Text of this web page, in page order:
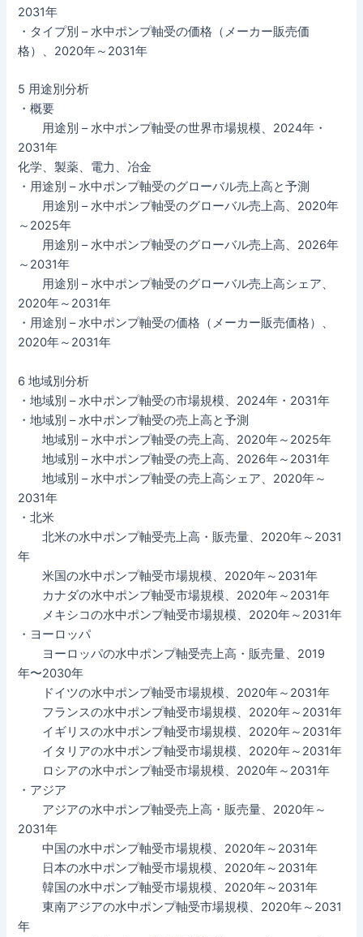
2031年
・タイプ別 – 水中ポンプ軸受の価格（メーカー販売価
格）、2020年～2031年
5 用途別分析
・概要
用途別 – 水中ポンプ軸受の世界市場規模、2024年・
2031年
化学、製薬、電力、冶金
・用途別 – 水中ポンプ軸受のグローバル売上高と予測
用途別 – 水中ポンプ軸受のグローバル売上高、2020年
～2025年
用途別 – 水中ポンプ軸受のグローバル売上高、2026年
～2031年
用途別 – 水中ポンプ軸受のグローバル売上高シェア、
2020年～2031年
・用途別 – 水中ポンプ軸受の価格（メーカー販売価格）、
2020年～2031年
6 地域別分析
・地域別 – 水中ポンプ軸受の市場規模、2024年・2031年
・地域別 – 水中ポンプ軸受の売上高と予測
地域別 – 水中ポンプ軸受の売上高、2020年～2025年
地域別 – 水中ポンプ軸受の売上高、2026年～2031年
地域別 – 水中ポンプ軸受の売上高シェア、2020年～
2031年
・北米
北米の水中ポンプ軸受売上高・販売量、2020年～2031
年
米国の水中ポンプ軸受市場規模、2020年～2031年
カナダの水中ポンプ軸受市場規模、2020年～2031年
メキシコの水中ポンプ軸受市場規模、2020年～2031年
・ヨーロッパ
ヨーロッパの水中ポンプ軸受売上高・販売量、2019
年〜2030年
ドイツの水中ポンプ軸受市場規模、2020年～2031年
フランスの水中ポンプ軸受市場規模、2020年～2031年
イギリスの水中ポンプ軸受市場規模、2020年～2031年
イタリアの水中ポンプ軸受市場規模、2020年～2031年
ロシアの水中ポンプ軸受市場規模、2020年～2031年
・アジア
アジアの水中ポンプ軸受売上高・販売量、2020年～
2031年
中国の水中ポンプ軸受市場規模、2020年～2031年
日本の水中ポンプ軸受市場規模、2020年～2031年
韓国の水中ポンプ軸受市場規模、2020年～2031年
東南アジアの水中ポンプ軸受市場規模、2020年～2031
年